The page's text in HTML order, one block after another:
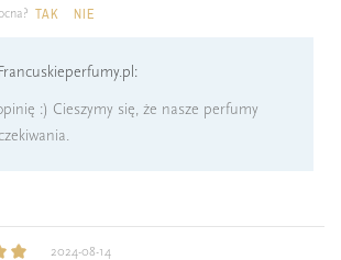
TAK NIE
:) Cieszymy się, że nasze perfumy
2024-08-14